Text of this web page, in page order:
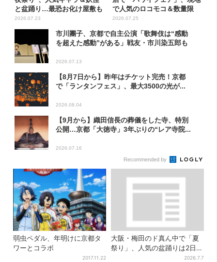
と盆踊り…最恐お化け屋敷も
リ...
2026.07.23
で人気のロコモコ＆数量限
定...
2026.07.25
市川團子、京都で自主公演「歌舞伎は“感動
を超えた感動”がある」戦友・市川染五郎も
2026.07.13
【8月7日から】昨年はチケット完売！京都
で「ランタンフェス」、最大3500の光が...
2026.08.04
【9月から】織田信長の葬儀をした寺、特別
公開…京都「大徳寺」3年ぶりの“レア寺院...
2026.07.16
Recommended by
弱虫ペダル、年明けに京都タ
ワーとコラボ
2017.11.22
大阪・梅田のド真ん中で「夏
祭り」、人気の盆踊りは2日間
だけ！ 縁日など各所でイベン
2026.7.7